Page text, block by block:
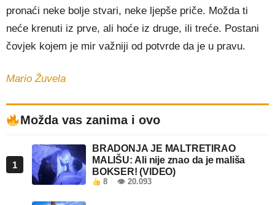
pronaći neke bolje stvari, neke ljepše priče. Možda ti
neće krenuti iz prve, ali hoće iz druge, ili treće. Postani
čovjek kojem je mir važniji od potvrde da je u pravu.
Mario Žuvela
Možda vas zanima i ovo
1
BRADONJA JE MALTRETIRAO
MALIŠU: Ali nije znao da je mališa
BOKSER! (VIDEO)
8 👁 20.093